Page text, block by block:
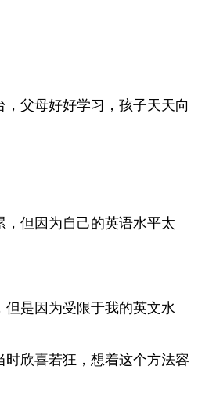
父母好好学习，孩子天天向
但因为自己的英语水平太
是因为受限于我的英文水
欣喜若狂，想着这个方法容